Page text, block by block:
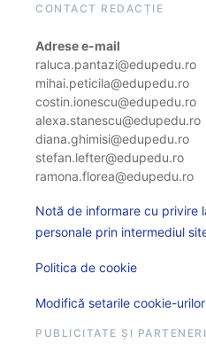
CONTACT REDACȚIE
Adrese e-mail
raluca.pantazi@edupedu.ro
mihai.peticila@edupedu.ro
costin.ionescu@edupedu.ro
alexa.stanescu@edupedu.ro
diana.ghimisi@edupedu.ro
stefan.lefter@edupedu.ro
ramona.florea@edupedu.ro
Notă de informare cu privire
personale prin intermediul
Politica de cookie
Modifică setarile cookie-urilor
PUBLICITATE ȘI